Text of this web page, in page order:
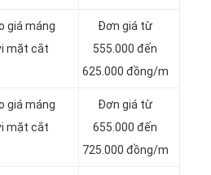
giá máng
mặt cắt
Đơn giá từ
555.000 đến
625.000 đồng/m
giá máng
mặt cắt
Đơn giá từ
655.000 đến
725.000 đồng/m